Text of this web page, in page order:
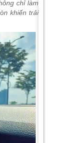
chỉ làm
khiến trải